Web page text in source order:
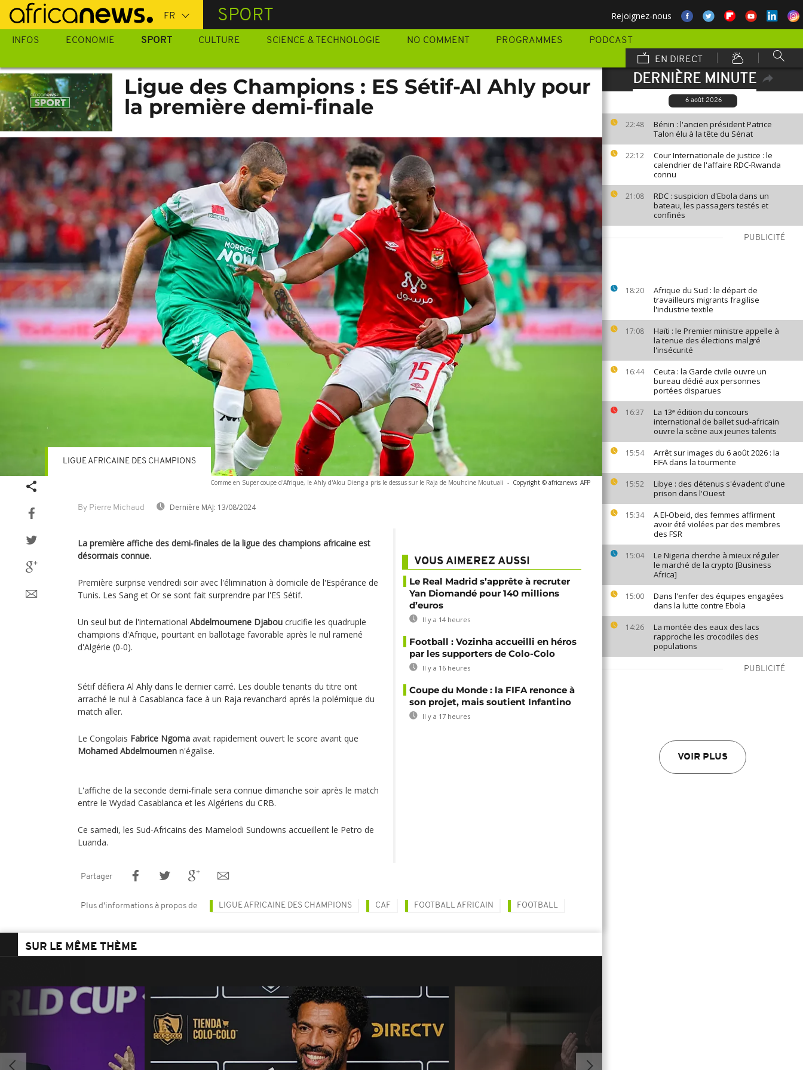
Passer
au
contenu
SPORT Rejoignez-nous
INFOS ECONOMIE SPORT CULTURE SCIENCE & TECHNOLOGIE NO COMMENT PROGRAMMES
PODCAST
EN DIRECT
DERNIÈRE MINUTE
6 août 2026
22:48
Bénin : l'ancien président Patrice
Talon élu à la tête du Sénat
22:12
Cour Internationale de justice : le
calendrier de l'affaire RDC-Rwanda
connu
21:08
RDC : suspicion d'Ebola dans un
bateau, les passagers testés et
confinés
PUBLICITÉ
18:20
Afrique du Sud : le départ de
travailleurs migrants fragilise
l'industrie textile
17:08
Haïti : le Premier ministre appelle à
la tenue des élections malgré
l'insécurité
16:44
Ceuta : la Garde civile ouvre un
bureau dédié aux personnes
portées disparues
16:37
La 13ᵉ édition du concours
international de ballet sud-africain
ouvre la scène aux jeunes talents
15:54
Arrêt sur images du 6 août 2026 : la
FIFA dans la tourmente
15:52
Libye : des détenus s'évadent d'une
prison dans l'Ouest
15:34
A El-Obeid, des femmes affirment
avoir été violées par des membres
des FSR
15:04
Le Nigeria cherche à mieux réguler
le marché de la crypto [Business
Africa]
15:00
Dans l'enfer des équipes engagées
dans la lutte contre Ebola
14:26
La montée des eaux des lacs
rapproche les crocodiles des
populations
PUBLICITÉ
VOIR PLUS
Ligue des Champions : ES Sétif-Al Ahly pour
la première demi-finale
Comme en Super coupe d'Afrique, le Ahly d'Alou Dieng a pris le dessus sur le Raja de Mouhcine Moutuali - Copyright © africanews AFP
By Pierre Michaud Dernière MAJ: 13/08/2024
LIGUE AFRICAINE DES CHAMPIONS
La première affiche des demi-finales de la ligue des champions africaine est
désormais connue.
Première surprise vendredi soir avec l'élimination à domicile de l'Espérance de
Tunis. Les Sang et Or se sont fait surprendre par l'ES Sétif.
Un seul but de l'international Abdelmoumene Djabou crucifie les quadruple
champions d'Afrique, pourtant en ballotage favorable après le nul ramené
d'Algérie (0-0).
Sétif défiera Al Ahly dans le dernier carré. Les double tenants du titre ont
arraché le nul à Casablanca face à un Raja revanchard aprés la polémique du
match aller.
Le Congolais Fabrice Ngoma avait rapidement ouvert le score avant que
Mohamed Abdelmoumen n'égalise.
L'affiche de la seconde demi-finale sera connue dimanche soir après le match
entre le Wydad Casablanca et les Algériens du CRB.
Ce samedi, les Sud-Africains des Mamelodi Sundowns accueillent le Petro de
Luanda.
VOUS AIMEREZ AUSSI
Le Real Madrid s’apprête à recruter
Yan Diomandé pour 140 millions
d’euros
Il y a 14 heures
Football : Vozinha accueilli en héros
par les supporters de Colo-Colo
Il y a 16 heures
Coupe du Monde : la FIFA renonce à
son projet, mais soutient Infantino
Il y a 17 heures
Partager
Plus d'informations à propos de LIGUE AFRICAINE DES CHAMPIONS CAF FOOTBALL AFRICAIN FOOTBALL
SUR LE MÊME THÈME